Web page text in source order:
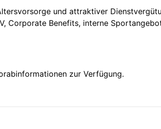
und attraktiver
Corporate Benefits, interne
zur Verfügung.